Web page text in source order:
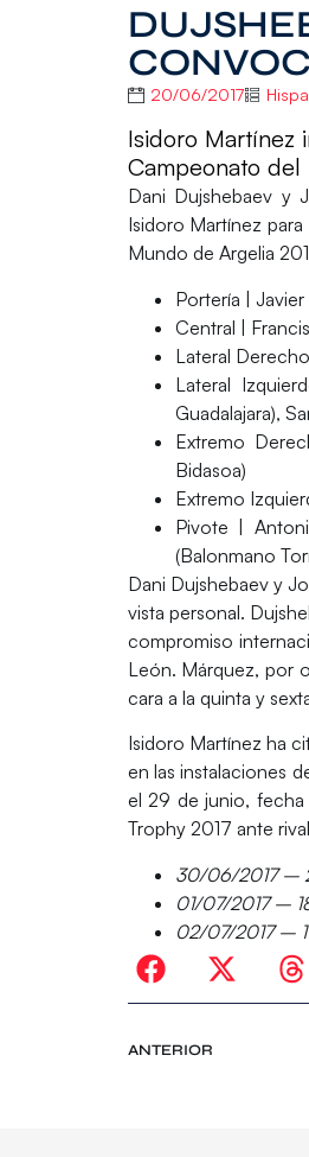
20/06/2017
Isidoro Martínez
Campeonato
Dani Dujshebaev y
Isidoro Martínez
Mundo de Argelia
Portería |
Central |
Lateral Derecho
Lateral
Guadalajara),
Extremo
Bidasoa)
Extremo
Pivote |
(Balonmano
Dani Dujshebaev y
vista personal.
compromiso
León. Márquez, por
cara a la quinta y
Isidoro Martínez ha
en las instalaciones
el 29 de junio,
Trophy 2017 ante
30/06/2017 –
01/07/2017 –
02/07/2017 –
ANTERIOR